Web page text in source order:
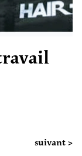
suivant >